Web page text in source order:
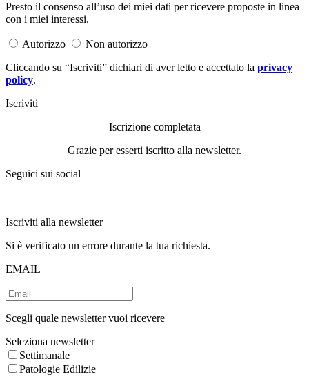
Presto il consenso all’uso dei miei dati per ricevere proposte in linea
con i miei interessi.
Autorizzo
Non autorizzo
Cliccando su “Iscriviti” dichiari di aver letto e accettato la privacy
policy.
Iscriviti
Iscrizione completata
Grazie per esserti iscritto alla newsletter.
Seguici sui social
Iscriviti alla newsletter
Si è verificato un errore durante la tua richiesta.
EMAIL
Scegli quale newsletter vuoi ricevere
Seleziona newsletter
Settimanale
Patologie Edilizie